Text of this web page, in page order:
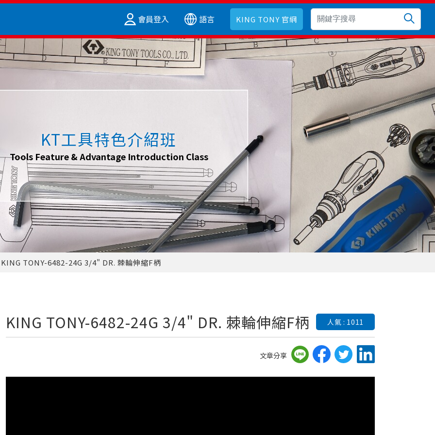
會員登入 語言 KING TONY 官網
KT工具特色介紹班
Tools Feature & Advantage Introduction Class
KING TONY-6482-24G 3/4" DR. 棘輪伸縮F柄
KING TONY-6482-24G 3/4" DR. 棘輪伸縮F柄 人氣 : 1011
文章分享